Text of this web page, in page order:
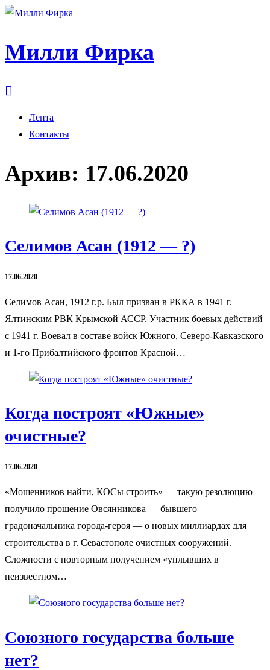
Милли Фирка
Лента
Контакты
Архив: 17.06.2020
Селимов Асан (1912 — ?)
17.06.2020
Селимов Асан, 1912 г.р. Был призван в РККА в 1941 г.
Ялтинским РВК Крымской АССР. Участник боевых действий
с 1941 г. Воевал в составе войск Южного, Северо-Кавказского
и 1-го Прибалтийского фронтов Красной…
Когда построят «Южные»
очистные?
17.06.2020
«Мошенников найти, КОСы строить» — такую резолюцию
получило прошение Овсянникова — бывшего
градоначальника города-героя — о новых миллиардах для
строительства в г. Севастополе очистных сооружений.
Сложности с повторным получением «уплывших в
неизвестном…
Союзного государства больше
нет?